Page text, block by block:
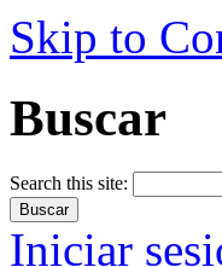
Skip to
Buscar
Search this site:
Iniciar